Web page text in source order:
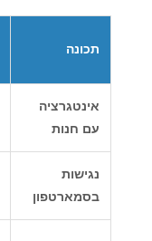
תכונה
אינטגרציה
עם חנות
נגישות
בסמארטפון